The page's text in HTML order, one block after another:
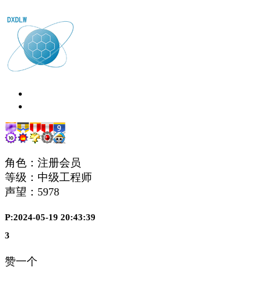
角色：注册会员
等级：中级工程师
声望： 5978
P:2024-05-19 20:43:39
3
赞一个